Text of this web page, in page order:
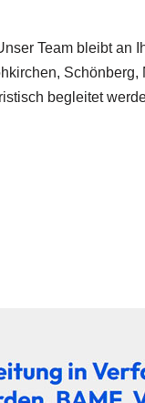
Team bleibt an
begleitet